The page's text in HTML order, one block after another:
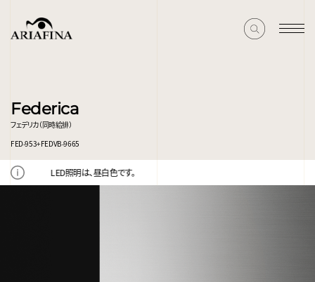
Federica
フェデリカ（同時給排）
FED-953+FEDVB-9665
LED照明は、昼白色です。